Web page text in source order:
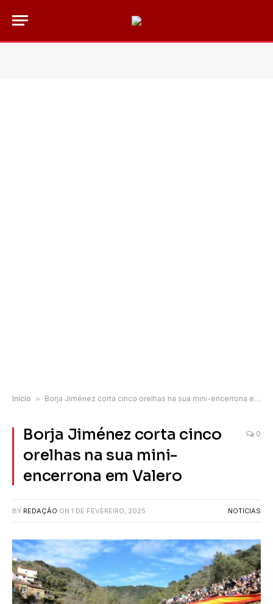
Início » Borja Jiménez corta cinco orelhas na sua mini-encerrona em Valero
Borja Jiménez corta cinco
orelhas na sua mini-
encerrona em Valero
0
BY REDAÇÃO ON 1 DE FEVEREIRO, 2025 NOTICIAS